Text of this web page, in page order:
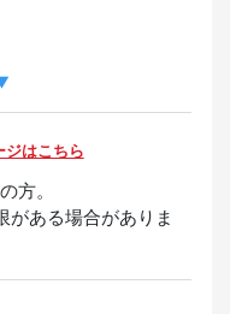
ジはこちら
方。
がある場合がありま